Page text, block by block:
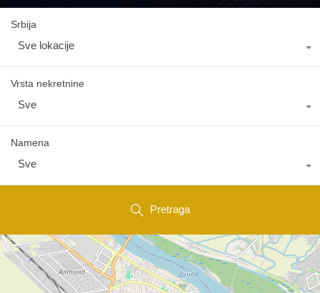
Srbija
Sve lokacije
Vrsta nekretnine
Sve
Namena
Sve
Pretraga